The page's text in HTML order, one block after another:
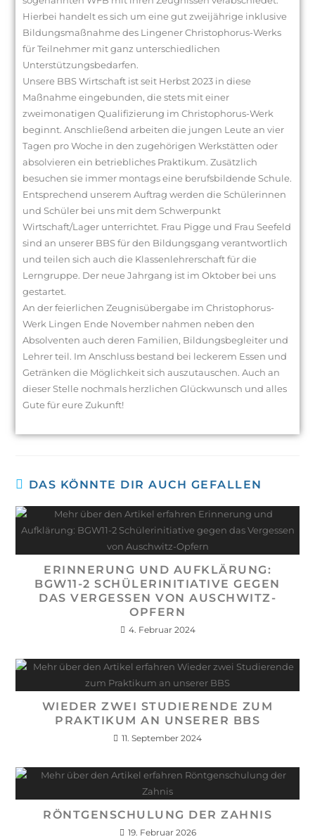
Hierbei handelt es sich um eine gut zweijährige inklusive
Bildungsmaßnahme des Lingener Christophorus-Werks
für Teilnehmer mit ganz unterschiedlichen
Unterstützungsbedarfen.
Unsere BBS Wirtschaft ist seit Herbst 2023 in diese
Maßnahme eingebunden, die stets mit einer
zweimonatigen Qualifizierung im Christophorus-Werk
beginnt. Anschließend arbeiten die jungen Leute an vier
Tagen pro Woche in den zugehörigen Werkstätten oder
absolvieren ein betriebliches Praktikum. Zusätzlich
besuchen sie immer montags eine berufsbildende Schule.
Entsprechend unserem Auftrag werden die Schülerinnen
und Schüler bei uns mit dem Schwerpunkt
Wirtschaft/Lager unterrichtet. Frau Pigge und Frau Seefeld
sind an unserer BBS für den Bildungsgang verantwortlich
und teilen sich auch die Klassenlehrerschaft für die
Lerngruppe. Der neue Jahrgang ist im Oktober bei uns
gestartet.
An der feierlichen Zeugnisübergabe im Christophorus-
Werk Lingen Ende November nahmen neben den
Absolventen auch deren Familien, Bildungsbegleiter und
Lehrer teil. Im Anschluss bestand bei leckerem Essen und
Getränken die Möglichkeit sich auszutauschen. Auch an
dieser Stelle nochmals herzlichen Glückwunsch und alles
Gute für eure Zukunft!
DAS KÖNNTE DIR AUCH GEFALLEN
ERINNERUNG UND AUFKLÄRUNG:
BGW11-2 SCHÜLERINITIATIVE GEGEN
DAS VERGESSEN VON AUSCHWITZ-
OPFERN
4. Februar 2024
WIEDER ZWEI STUDIERENDE ZUM
PRAKTIKUM AN UNSERER BBS
11. September 2024
RÖNTGENSCHULUNG DER ZAHNIS
19. Februar 2026